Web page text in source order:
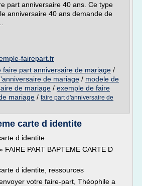
part anniversaire 40 ans. Ce type
anniversaire 40 ans demande de
fairepart.fr
faire part anniversaire de mariage /
de mariage / modele de
de mariage / exemple de faire
mariage / faire part d'anniversaire de
carte d identite
d identite
FAIRE PART BAPTEME CARTE D
d identite, ressources
votre faire-part, Théophile a